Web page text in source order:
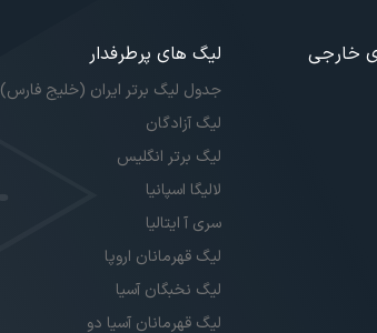
خارجی لیگ های پرطرفدار
جدول لیگ برتر ایران (خلیج فارس)
لیگ آزادگان
لیگ برتر انگلیس
لالیگا اسپانیا
سری آ ایتالیا
لیگ قهرمانان اروپا
لیگ نخبگان آسیا
لیگ قهرمانان آسیا دو